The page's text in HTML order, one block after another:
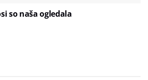
so naša ogledala